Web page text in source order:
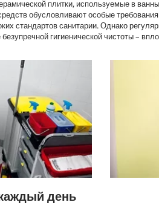
плитки, используемые в
обусловливают особые
стандартов санитарии. Однако
гигиенической чистоты –
день